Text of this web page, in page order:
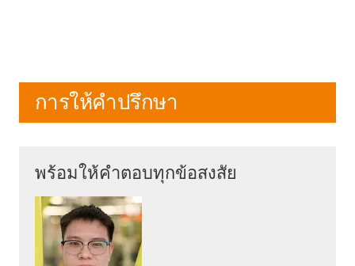
การให้คำปรึกษา
พร้อมให้คำตอบทุกข้อสงสัย